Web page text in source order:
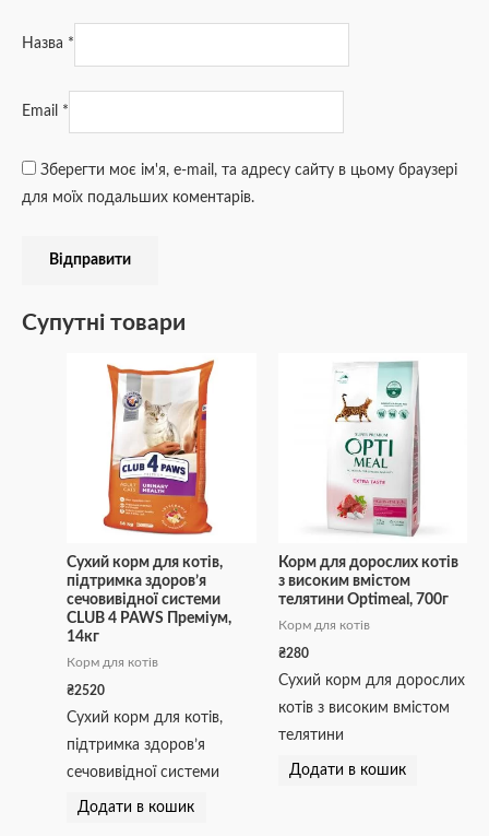
Назва *
Email *
Зберегти моє ім'я, e-mail, та адресу сайту в цьому браузері
для моїх подальших коментарів.
Супутні товари
Сухий корм для котів,
підтримка здоров’я
сечовивідної системи
CLUB 4 PAWS Преміум,
14кг
Корм для котів
₴2520
Сухий корм для котів,
підтримка здоров’я
сечовивідної системи
Додати в кошик
Корм для дорослих котів
з високим вмістом
телятини Optimeal, 700г
Корм для котів
₴280
Сухий корм для дорослих
котів з високим вмістом
телятини
Додати в кошик